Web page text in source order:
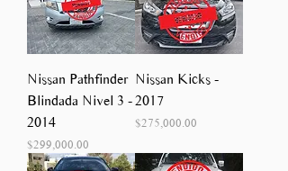
Nissan Pathfinder
Blindada Nivel 3 -
2014
Precio
$299,000.00
Nissan Kicks -
2017
Precio
$275,000.00